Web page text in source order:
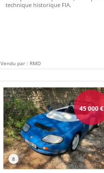
technique historique FIA.
Vendu par : RMD
45 000€
8